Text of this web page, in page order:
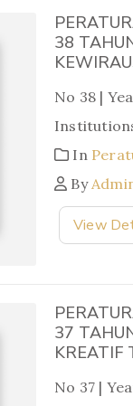
38
No 38 |
In
By
View
37
KREATIF
No 37 |